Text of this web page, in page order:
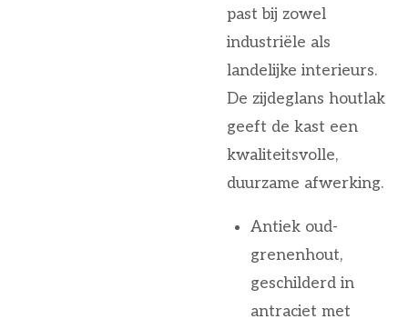
past bij zowel
industriële als
landelijke interieurs.
De zijdeglans houtlak
geeft de kast een
kwaliteitsvolle,
duurzame afwerking.
Antiek oud-
grenenhout,
geschilderd in
antraciet met